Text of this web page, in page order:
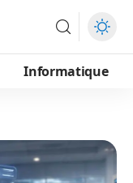
Informatique